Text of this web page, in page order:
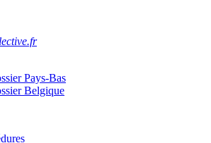
Pays-Bas
Belgique